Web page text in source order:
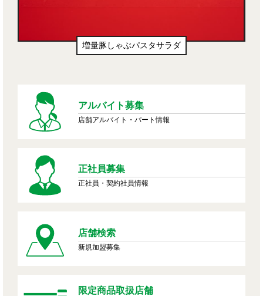
増量豚しゃぶパスタサラダ
アルバイト募集
店舗アルバイト・パート情報
正社員募集
正社員・契約社員情報
店舗検索
新規加盟募集
限定商品取扱店舗